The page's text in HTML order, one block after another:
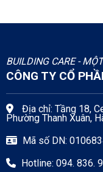
BUILDING CARE -
CÔNG TY CỔ
Địa chỉ: Tầng 18,
Phường Thanh Xuân,
Mã số DN:
Hotline: 094. 836.